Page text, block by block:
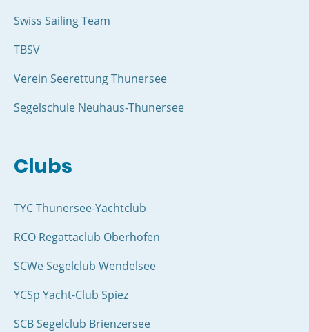
Swiss Sailing Team
TBSV
Verein Seerettung Thunersee
Segelschule Neuhaus-Thunersee
Clubs
TYC Thunersee-Yachtclub
RCO Regattaclub Oberhofen
SCWe Segelclub Wendelsee
YCSp Yacht-Club Spiez
SCB Segelclub Brienzersee